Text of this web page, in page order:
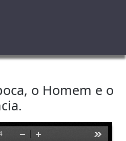
o Homem e o